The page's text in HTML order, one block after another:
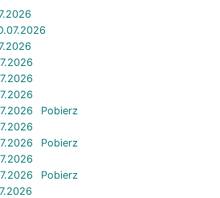
Pobierz
Pobierz
Pobierz